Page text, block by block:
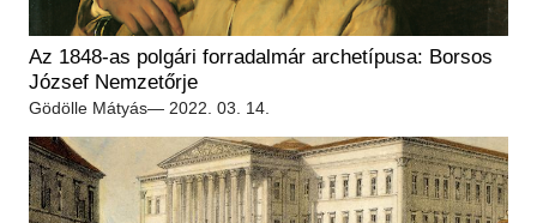
Az 1848-as polgári forradalmár archetípusa: Borsos
József Nemzetőrje
Gödölle Mátyás— 2022. 03. 14.